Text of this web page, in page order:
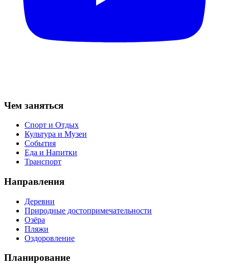
Чем заняться
Спорт и Отдых
Культура и Музеи
События
Еда и Напитки
Транспорт
Направления
Деревни
Природные достопримечательности
Озёра
Пляжи
Оздоровление
Планирование